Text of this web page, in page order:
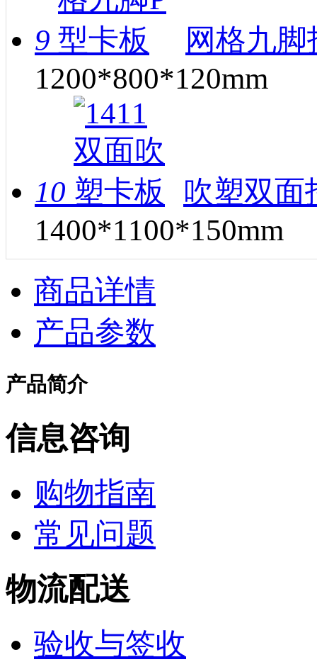
9
网格九
1200*800*120mm
10
吹塑双面
1400*1100*150mm
商品详情
产品参数
产品简介
信息咨询
购物指南
常见问题
物流配送
验收与签收